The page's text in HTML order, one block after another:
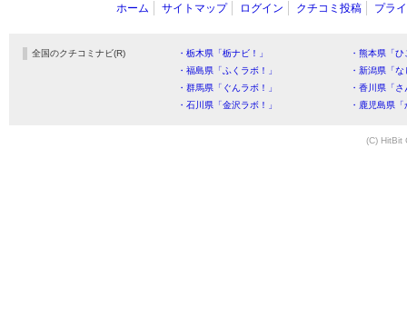
ホーム サイトマップ ログイン クチコミ投稿 プラ
全国のクチコミナビ(R) ・栃木県「栃ナビ！」
・熊本県「
・福島県「ふくラボ！」
・新潟県「
・群馬県「ぐんラボ！」
・香川県「
・石川県「金沢ラボ！」
・鹿児島県
(C) HitBit